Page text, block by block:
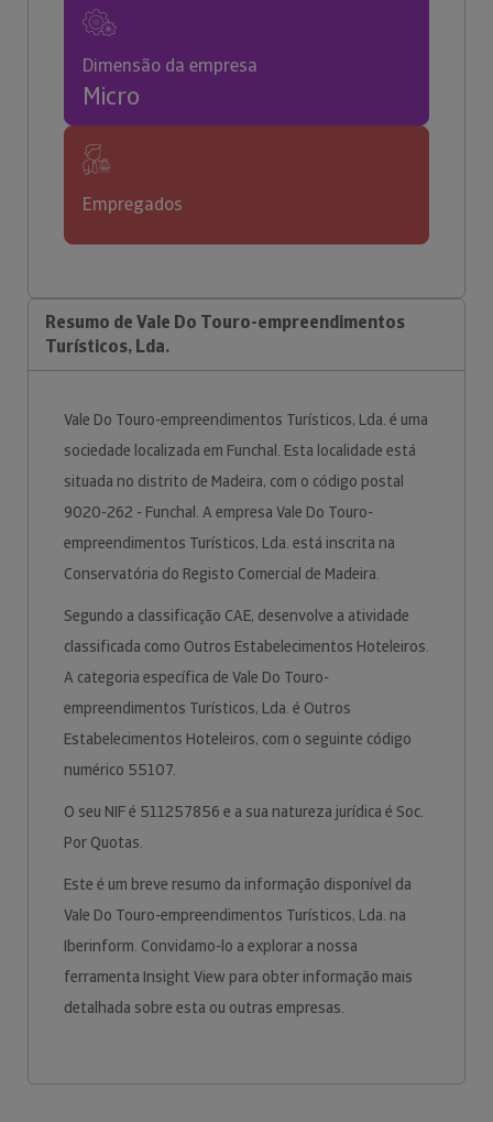
Dimensão da empresa
Micro
Empregados
Resumo de Vale Do Touro-empreendimentos
Turísticos, Lda.
Vale Do Touro-empreendimentos Turísticos, Lda. é uma
sociedade localizada em Funchal. Esta localidade está
situada no distrito de Madeira, com o código postal
9020-262 - Funchal. A empresa Vale Do Touro-
empreendimentos Turísticos, Lda. está inscrita na
Conservatória do Registo Comercial de Madeira.
Segundo a classificação CAE, desenvolve a atividade
classificada como Outros Estabelecimentos Hoteleiros.
A categoria específica de Vale Do Touro-
empreendimentos Turísticos, Lda. é Outros
Estabelecimentos Hoteleiros, com o seguinte código
numérico 55107.
O seu NIF é 511257856 e a sua natureza jurídica é Soc.
Por Quotas.
Este é um breve resumo da informação disponível da
Vale Do Touro-empreendimentos Turísticos, Lda. na
Iberinform. Convidamo-lo a explorar a nossa
ferramenta Insight View para obter informação mais
detalhada sobre esta ou outras empresas.